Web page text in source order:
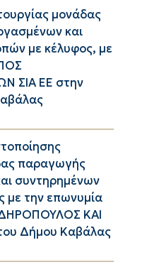
μονάδας
και
με κέλυφος, με
ΣΙΑ ΕΕ στην
παραγωγής
συντηρημένων
με την επωνυμία
ΚΑΙ
Δήμου Καβάλας